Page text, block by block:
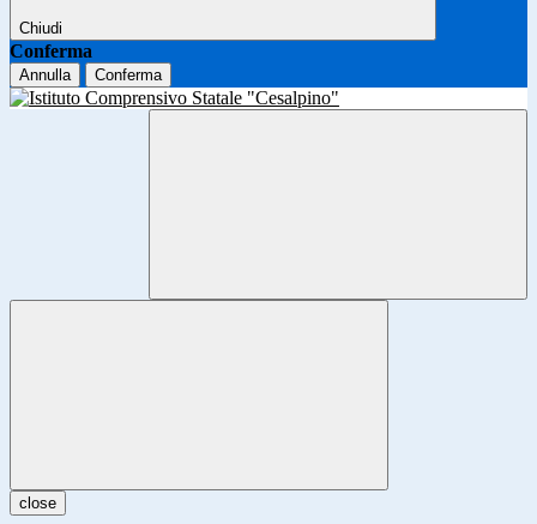
Chiudi
Conferma
Annulla Conferma
close